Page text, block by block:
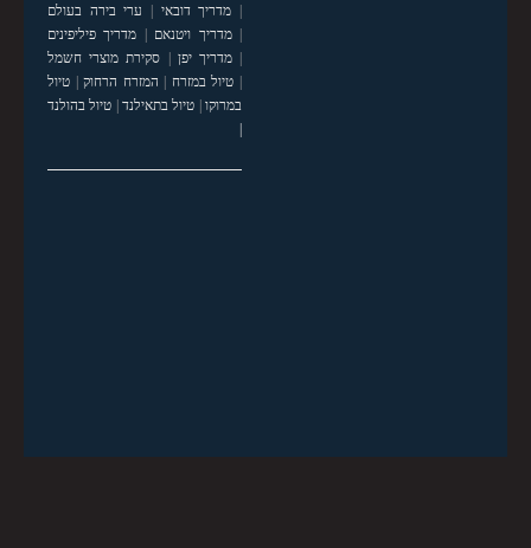
| מדריך דובאי | ערי בירה בעולם
|מדריך ויטנאם | מדריך פיליפינים
|מדריך יפן | סקירת מוצרי חשמל
| טיול במזרח | המזרח הרחוק| טיול
במרוקו| טיול בתאילנד| טיול בהולנד
|